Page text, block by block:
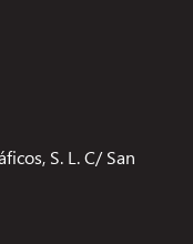
S. L. C/ San